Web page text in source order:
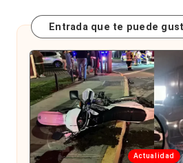
Entrada que te puede
Publicada
Actualidad